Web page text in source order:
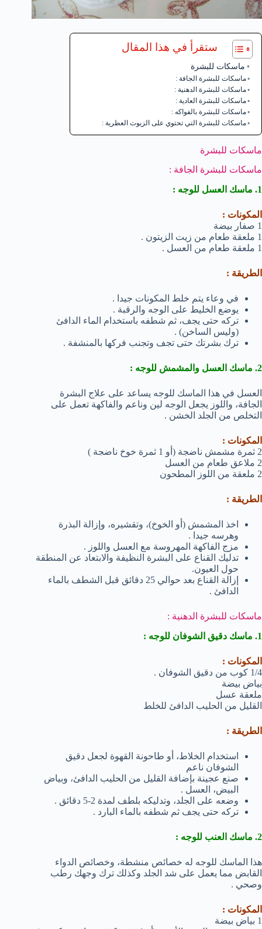
ستقرأ في هذا المقال
ماسكات للبشرة
ماسكات للبشرة الجافة :
ماسكات للبشرة الدهنية :
ماسكات للبشرة العادية :
ماسكات للبشرة بالفواكه :
ماسكات للبشرة التي تحتوي على الزيوت العطرية :
ماسكات للبشرة
ماسكات للبشرة الجافة :
1. ماسك العسل للوجه :
المكونات :
1 صفار بيضة
1 ملعقة طعام من زيت الزيتون .
1 ملعقة طعام من العسل .
الطريقة :
في وعاء يتم خلط المكونات جيدا .
يوضع الخليط على الوجه والرقبة .
تركه حتى يجف، ثم شطفه باستخدام الماء الدافئ
(وليس الساخن) .
ترك بشرتك حتى تجف وتجنب فركها بالمنشفة .
2. ماسك العسل والمشمش للوجه :
العسل في هذا الماسك للوجه يساعد على علاج البشرة
الجافة، واللوز يجعل الوجه لين وناعم والفاكهة تعمل على
التخلص من الجلد الخشن .
المكونات :
2 ثمرة مشمش ناضجة (أو 1 ثمرة خوخ ناضجة )
2 ملاعق طعام من العسل
2 ملعقة من اللوز المطحون
الطريقة :
اخذ المشمش (أو الخوخ)، وتقشيره، وإزالة البذرة
وهرسه جيدا .
مزج الفاكهة المهروسة مع العسل واللوز .
تدليك القناع على البشرة النظيفة والابتعاد عن المنطقة
حول العيون.
إزالة القناع بعد حوالي 25 دقائق قبل الشطف بالماء
الدافئ .
ماسكات للبشرة الدهنية :
1. ماسك دقيق الشوفان للوجه :
المكونات :
1/4 كوب من دقيق الشوفان .
بياض بيضة
ملعقة عسل
القليل من الحليب الدافئ للخلط
الطريقة :
استخدام الخلاط، أو طاحونة القهوة لجعل دقيق
الشوفان ناعم
صنع عجينة بإضافة القليل من الحليب الدافئ، وبياض
البيض، العسل .
وضعه على الجلد، وتدليكه بلطف لمدة 2-5 دقائق .
تركه حتى يجف ثم شطفه بالماء البارد .
2. ماسك العنب للوجه :
هذا الماسك للوجه له خصائص منشطة، وخصائص الدواء
القابض مما يعمل على شد الجلد وكذلك ترك وجهك رطب
وصحي .
المكونات :
1 بياض بيضة